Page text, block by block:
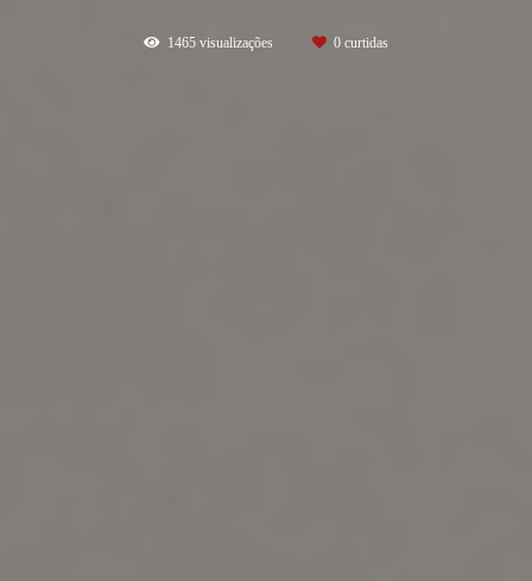
1465 visualizações 0 curtidas